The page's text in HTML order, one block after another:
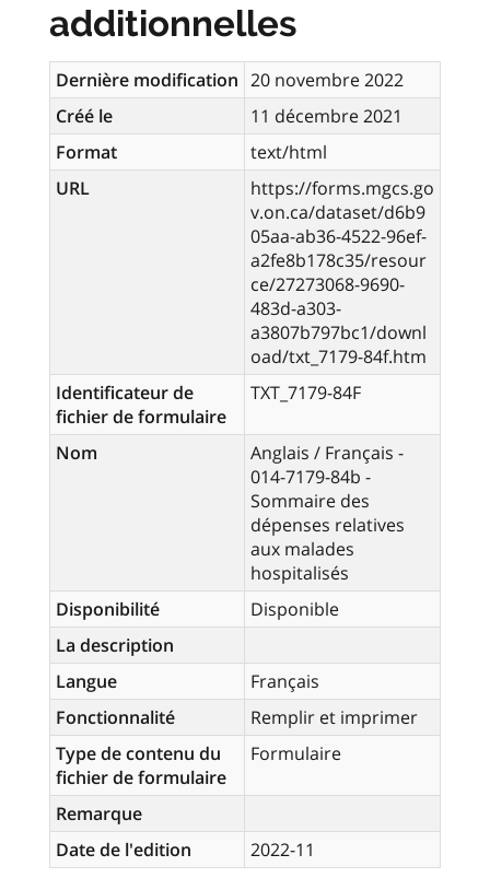
additionnelles
Dernière modification 20 novembre 2022
Créé le
11 décembre 2021
Format
text/html
URL
https://forms.mgcs.go
v.on.ca/dataset/d6b9
05aa-ab36-4522-96ef-
a2fe8b178c35/resour
ce/27273068-9690-
483d-a303-
a3807b797bc1/downl
oad/txt_7179-84f.htm
Identificateur de
fichier de formulaire
TXT_7179-84F
Nom
Anglais / Français -
014-7179-84b -
Sommaire des
dépenses relatives
aux malades
hospitalisés
Disponibilité
Disponible
La description
Langue
Français
Fonctionnalité
Remplir et imprimer
Type de contenu du
fichier de formulaire
Formulaire
Remarque
Date de l'edition
2022-11